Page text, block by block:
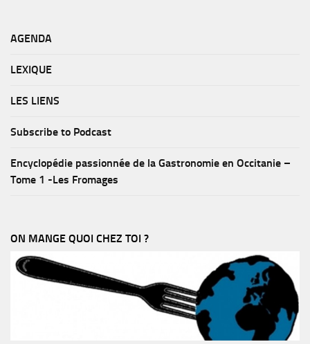
AGENDA
LEXIQUE
LES LIENS
Subscribe to Podcast
Encyclopédie passionnée de la Gastronomie en Occitanie –
Tome 1 -Les Fromages
ON MANGE QUOI CHEZ TOI ?